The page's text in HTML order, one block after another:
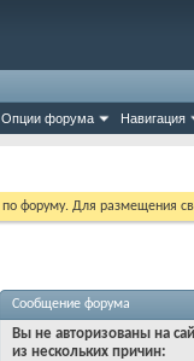
Опции форума Навигация
по форуму. Для размещения
Сообщение форума
Вы не авторизованы на
из нескольких причин: